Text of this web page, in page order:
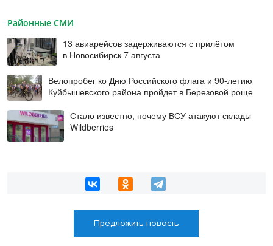
Районные СМИ
13 авиарейсов задерживаются с прилётом
в Новосибирск 7 августа
Велопробег ко Дню Российского флага и 90-летию
Куйбышевского района пройдет в Березовой роще
Стало известно, почему ВСУ атакуют склады
Wildberries
Предложить новость